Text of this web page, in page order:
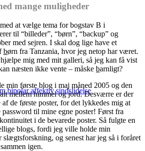
bipolar affektiv sindslidelse
mange muligheder
at vælge tema for bogstav B i
til “billeder”, “børn”, “backup” og
med sejren. I skal dog lige have et
børn fra Tanzania, hvor jeg netop har været.
mig med mit galleri, så jeg kan få vist
næsten ikke vente – måske barnligt?
min første blog i maj måned 2005 og den
mellem himmel og jord. Desværre er der
de første poster, for det lykkedes mig at
til mine egne poster! Først fra
i de bevarede poster. Så fulgte en
blogs, fordi jeg ville holde min
og senest har jeg så i foråret
igen.